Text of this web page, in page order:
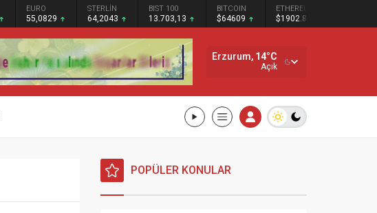
EURO
55,0829
STERLİN
64,2043
BIST 100
13.703,13
BITCOIN
$64609
ETHEREUM
$1902.83
Erzurum, 14°C
Açık
POPÜLER KONULAR